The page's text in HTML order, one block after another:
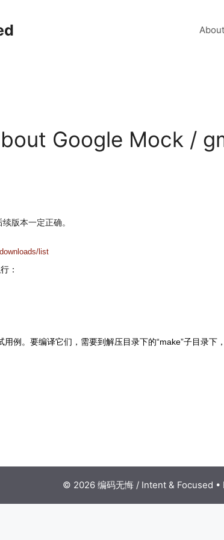
Google Mock /
版本一定正确。
list
：
例。要编译它们，需要到解压目录下的“make”子目录下
© 2026 编码无悔 / Intent & Focused •